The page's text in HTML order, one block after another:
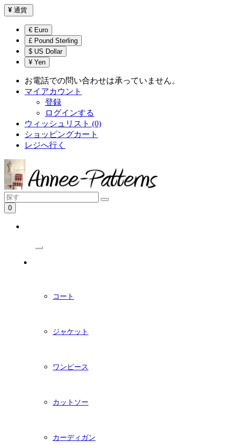
¥ 通貨
€ Euro
£ Pound Sterling
$ US Dollar
¥ Yen
お電話での問い合わせは承っていません。
マイアカウント
登録
ログインする
ウィッシュリスト (0)
ショッピングカート
レジへ行く
0
コート
ジャケット
ワンピース
カットソー
カーディガン